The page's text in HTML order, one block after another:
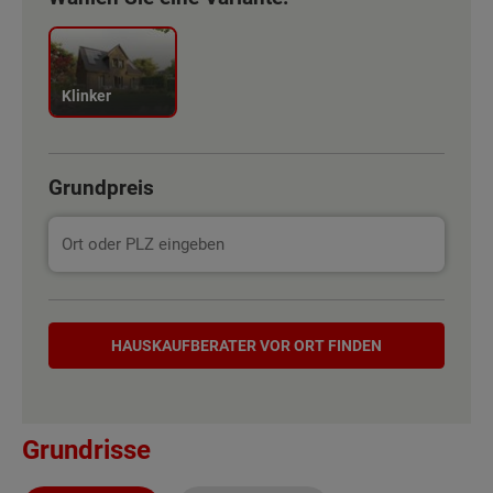
Klinker
Grundpreis
Hauskaufberater
HAUSKAUF­BERATER VOR ORT FINDEN
Grundrisse